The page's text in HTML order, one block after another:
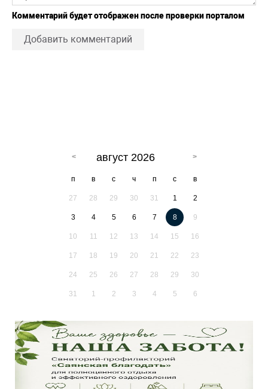
Комментарий будет отображен после проверки порталом
Добавить комментарий
август 2026
п в с ч п с в
27 28 29 30 31 1 2
3 4 5 6 7 8 9
10 11 12 13 14 15 16
17 18 19 20 21 22 23
24 25 26 27 28 29 30
31 1 2 3 4 5 6